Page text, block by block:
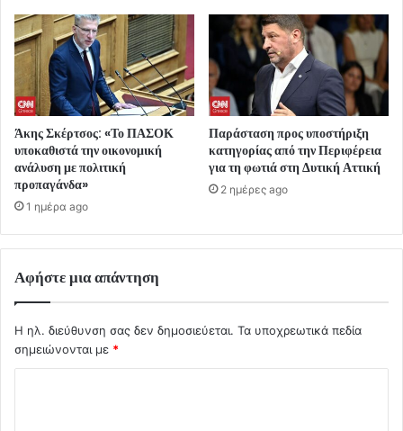
Άκης Σκέρτσος: «Το ΠΑΣΟΚ
υποκαθιστά την οικονομική
ανάλυση με πολιτική
προπαγάνδα»
1 ημέρα ago
Παράσταση προς υποστήριξη
κατηγορίας από την Περιφέρεια
για τη φωτιά στη Δυτική Αττική
2 ημέρες ago
Αφήστε μια απάντηση
Η ηλ. διεύθυνση σας δεν δημοσιεύεται. Τα υποχρεωτικά πεδία
σημειώνονται με *